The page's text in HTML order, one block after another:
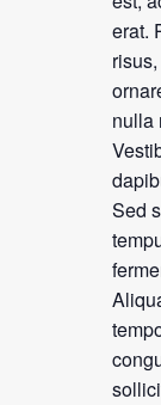
erat.
nulla
Sed